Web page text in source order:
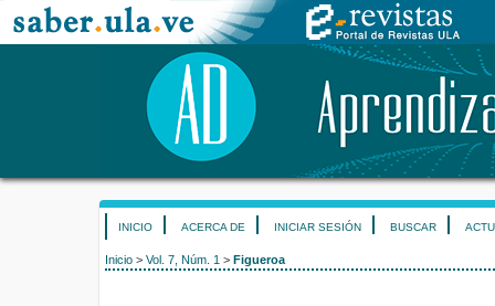
INICIO ACERCA DE INICIAR SESIÓN BUSCAR
Inicio > Vol. 7, Núm. 1 > Figueroa